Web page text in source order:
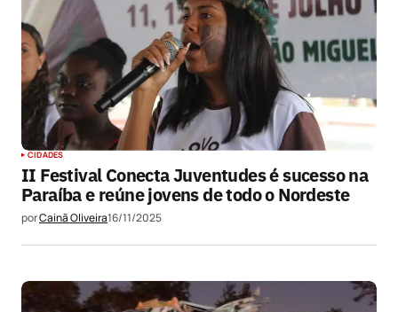
CIDADES
II Festival Conecta Juventudes é sucesso na
Paraíba e reúne jovens de todo o Nordeste
porCainã Oliveira16/11/2025